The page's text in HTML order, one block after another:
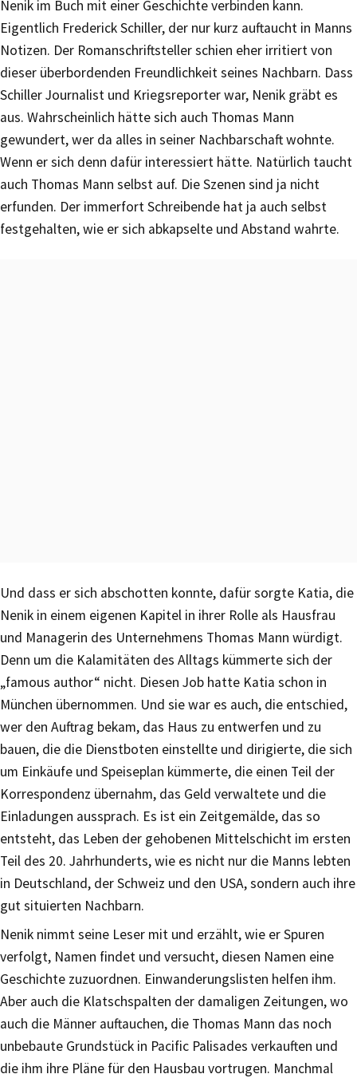
Nenik im Buch mit einer Geschichte verbinden kann.
Eigentlich Frederick Schiller, der nur kurz auftaucht in Manns
Notizen. Der Romanschriftsteller schien eher irritiert von
dieser überbordenden Freundlichkeit seines Nachbarn. Dass
Schiller Journalist und Kriegsreporter war, Nenik gräbt es
aus. Wahrscheinlich hätte sich auch Thomas Mann
gewundert, wer da alles in seiner Nachbarschaft wohnte.
Wenn er sich denn dafür interessiert hätte. Natürlich taucht
auch Thomas Mann selbst auf. Die Szenen sind ja nicht
erfunden. Der immerfort Schreibende hat ja auch selbst
festgehalten, wie er sich abkapselte und Abstand wahrte.
Und dass er sich abschotten konnte, dafür sorgte Katia, die
Nenik in einem eigenen Kapitel in ihrer Rolle als Hausfrau
und Managerin des Unternehmens Thomas Mann würdigt.
Denn um die Kalamitäten des Alltags kümmerte sich der
„famous author“ nicht. Diesen Job hatte Katia schon in
München übernommen. Und sie war es auch, die entschied,
wer den Auftrag bekam, das Haus zu entwerfen und zu
bauen, die die Dienstboten einstellte und dirigierte, die sich
um Einkäufe und Speiseplan kümmerte, die einen Teil der
Korrespondenz übernahm, das Geld verwaltete und die
Einladungen aussprach. Es ist ein Zeitgemälde, das so
entsteht, das Leben der gehobenen Mittelschicht im ersten
Teil des 20. Jahrhunderts, wie es nicht nur die Manns lebten
in Deutschland, der Schweiz und den USA, sondern auch ihre
gut situierten Nachbarn.
Nenik nimmt seine Leser mit und erzählt, wie er Spuren
verfolgt, Namen findet und versucht, diesen Namen eine
Geschichte zuzuordnen. Einwanderungslisten helfen ihm.
Aber auch die Klatschspalten der damaligen Zeitungen, wo
auch die Männer auftauchen, die Thomas Mann das noch
unbebaute Grundstück in Pacific Palisades verkauften und
die ihm ihre Pläne für den Hausbau vortrugen. Manchmal